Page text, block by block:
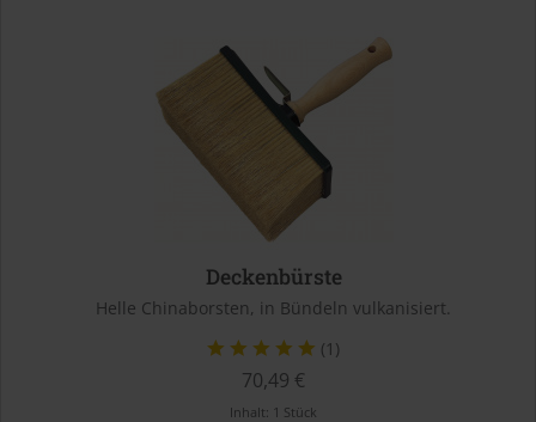
Deckenbürste
Helle Chinaborsten, in Bündeln vulkanisiert.
(1)
70,49 €
Inhalt: 1 Stück